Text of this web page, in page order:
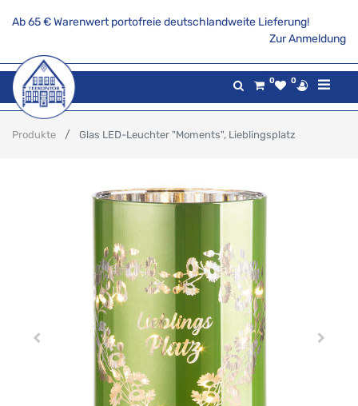
Ab 65 € Warenwert portofreie deutschlandweite Lieferung!
Zur Anmeldung
0 0
Produkte Glas LED-Leuchter "Moments", Lieblingsplatz